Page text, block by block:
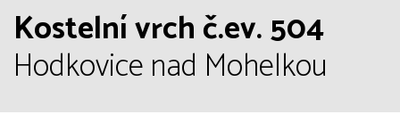
Kostelní vrch č.ev. 504
Hodkovice nad Mohelkou